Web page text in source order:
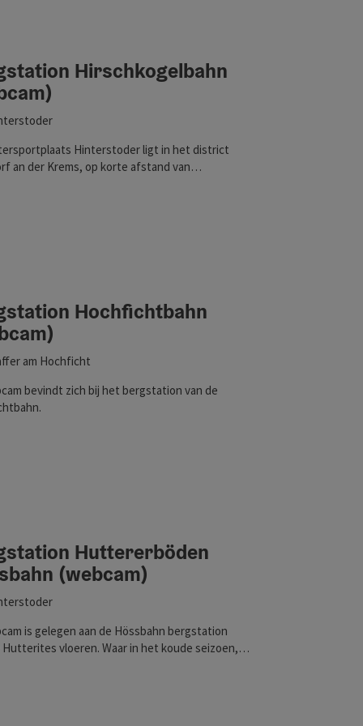
Hirschkogelbahn
Hinterstoder ligt in het district
an der Krems, op korte afstand van
Hochfichtbahn
am Hochficht
bevindt zich bij het bergstation van de
Huttererböden
(webcam)
is gelegen aan de Hössbahn bergstation
Hutterites vloeren. Waar in het koude seizoen,